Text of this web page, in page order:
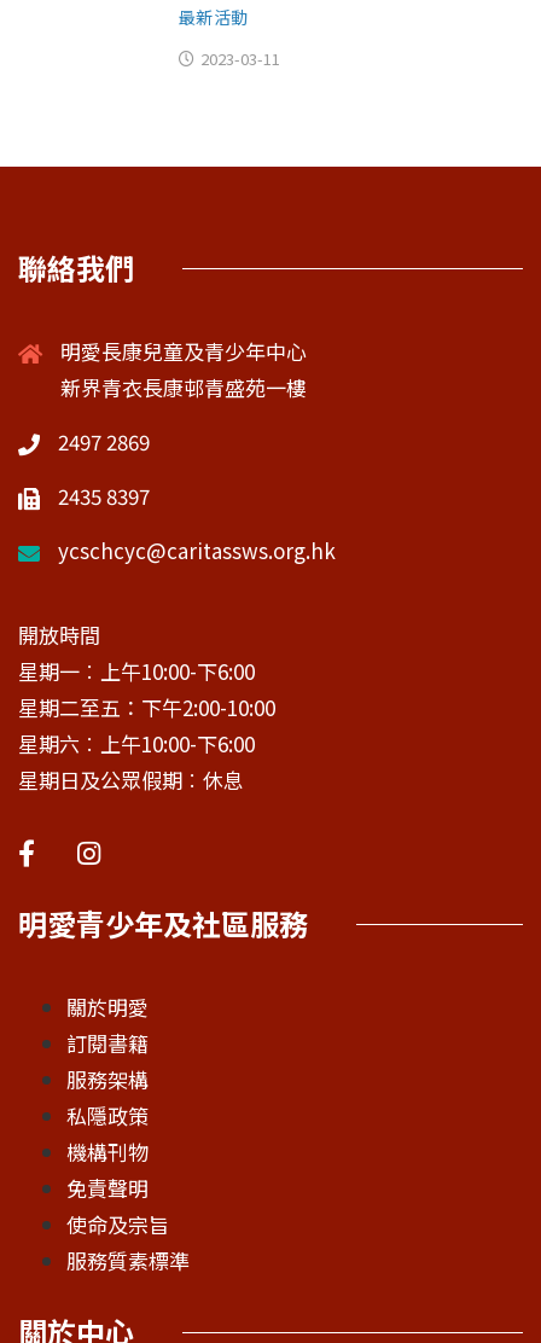
最新活動
2023-03-11
聯絡我們
明愛長康兒童及青少年中心
新界青衣長康邨青盛苑一樓
2497 2869
2435 8397
ycschcyc@caritassws.org.hk
開放時間
星期一︰上午10:00-下6:00
星期二至五：下午2:00-10:00
星期六︰上午10:00-下6:00
星期日及公眾假期︰休息
明愛青少年及社區服務
關於明愛
訂閱書籍
服務架構
私隱政策
機構刊物
免責聲明
使命及宗旨
服務質素標準
關於中心